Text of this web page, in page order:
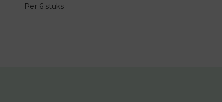
Per 6 stuks